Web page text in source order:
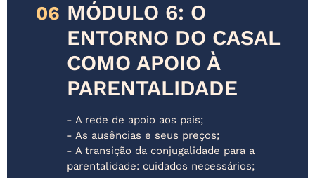
06 MÓDULO 6: O
ENTORNO DO CASAL
COMO APOIO À
PARENTALIDADE
- A rede de apoio aos pais;
- As ausências e seus preços;
- A transição da conjugalidade para a
parentalidade: cuidados necessários;